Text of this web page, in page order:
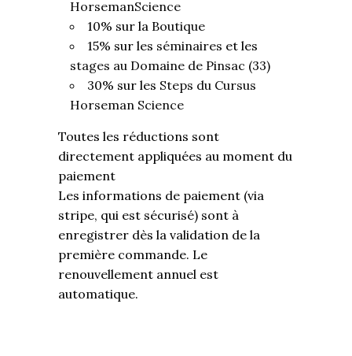
HorsemanScience
10% sur la Boutique
15% sur les séminaires et les
stages au Domaine de Pinsac (33)
30% sur les Steps du Cursus
Horseman Science
Toutes les réductions sont
directement appliquées au moment du
paiement
Les informations de paiement (via
stripe, qui est sécurisé) sont à
enregistrer dès la validation de la
première commande. Le
renouvellement annuel est
automatique.